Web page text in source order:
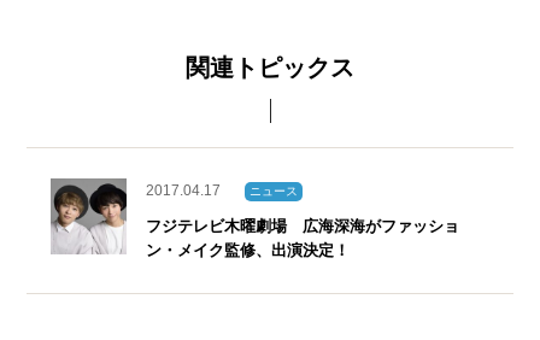
関連トピックス
2017.04.17 ニュース
フジテレビ木曜劇場 広海深海がファッショ
ン・メイク監修、出演決定！